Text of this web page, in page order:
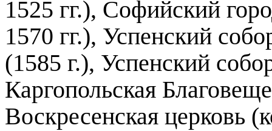
1525 гг.), Софийский
1570 гг.), Успенский
(1585 г.), Успенский
Каргопольская
Воскресенская церковь